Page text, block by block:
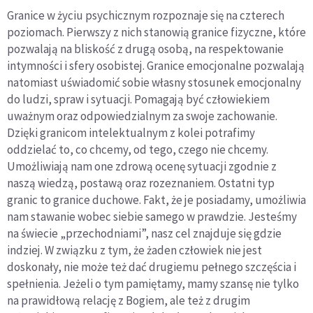
Granice w życiu psychicznym rozpoznaje się na czterech
poziomach. Pierwszy z nich stanowią granice fizyczne, które
pozwalają na bliskość z drugą osobą, na respektowanie
intymności i sfery osobistej. Granice emocjonalne pozwalają
natomiast uświadomić sobie własny stosunek emocjonalny
do ludzi, spraw i sytuacji. Pomagają być człowiekiem
uważnym oraz odpowiedzialnym za swoje zachowanie.
Dzięki granicom intelektualnym z kolei potrafimy
oddzielać to, co chcemy, od tego, czego nie chcemy.
Umożliwiają nam one zdrową ocenę sytuacji zgodnie z
naszą wiedzą, postawą oraz rozeznaniem. Ostatni typ
granic to granice duchowe. Fakt, że je posiadamy, umożliwia
nam stawanie wobec siebie samego w prawdzie. Jesteśmy
na świecie „przechodniami”, nasz cel znajduje się gdzie
indziej. W związku z tym, że żaden człowiek nie jest
doskonały, nie może też dać drugiemu pełnego szczęścia i
spełnienia. Jeżeli o tym pamiętamy, mamy szansę nie tylko
na prawidłową relację z Bogiem, ale też z drugim